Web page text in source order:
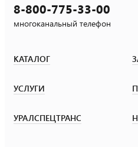
8-800-775-33-00
многоканальный телефон
КАТАЛОГ
УСЛУГИ
УРАЛСПЕЦТРАНС